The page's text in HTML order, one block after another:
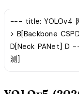
--- title: YOLOv4
> B[Backbone
D[Neck PANet] D
测]